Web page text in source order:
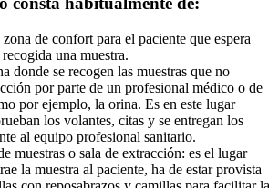
zona de confort para el paciente que espera
una muestra.
donde se recogen las muestras que no
por parte de un profesional médico o de
por ejemplo, la orina. Es en este lugar
los volantes, citas y se entregan los
al equipo profesional sanitario.
muestras o sala de extracción: es el lugar
la muestra al paciente, ha de estar provista